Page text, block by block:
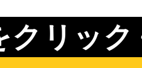
リック